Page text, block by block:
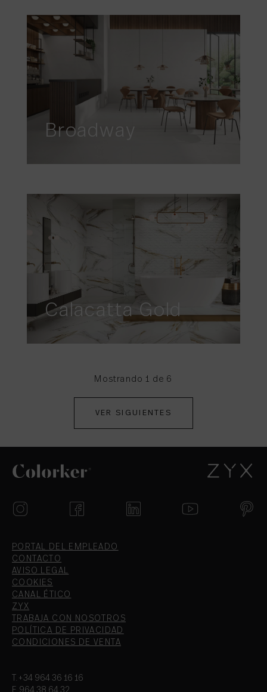
Broadway
Calacatta Gold
Mostrando 1 de 6
VER SIGUIENTES
PORTAL DEL EMPLEADO
CONTACTO
AVISO LEGAL
COOKIES
CANAL ÉTICO
ZYX
TRABAJA CON NOSOTROS
POLÍTICA DE PRIVACIDAD
CONDICIONES DE VENTA
T.+34 964 36 16 16